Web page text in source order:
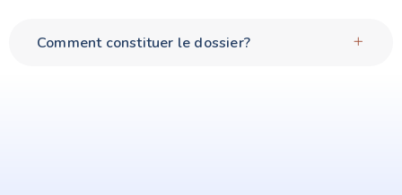
Comment constituer le dossier?